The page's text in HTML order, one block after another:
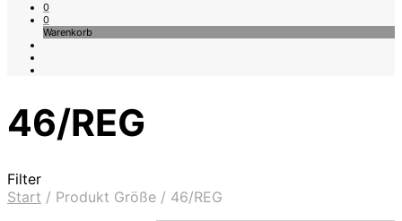
0
0
Warenkorb
46/REG
Filter
Start / Produkt Größe / 46/REG